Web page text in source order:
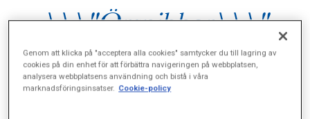
\\\"Örsnibbar\\\"
Genom att klicka på "acceptera alla cookies" samtycker du till lagring av
cookies på din enhet för att förbättra navigeringen på webbplatsen,
analysera webbplatsens användning och bistå i våra
marknadsföringsinsatser. Cookie-policy